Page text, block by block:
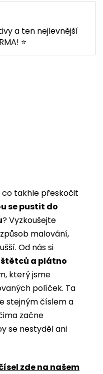
a ten nejlevnější
⭐
takhle přeskočit
se pustit do
? Vyzkoušejte
malování,
Od nás si
a plátno
který jsme
políček. Ta
stejným číslem a
začne
se nestyděl ani
zde na našem